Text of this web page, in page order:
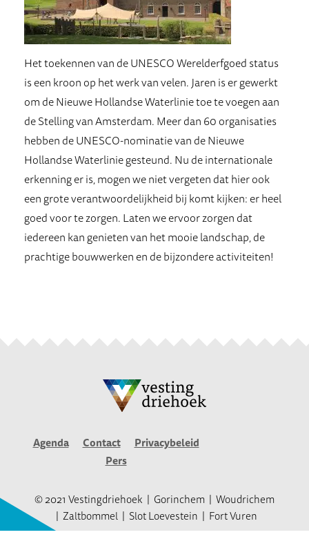
Het toekennen van de UNESCO Werelderfgoed status
is een kroon op het werk van velen. Jaren is er gewerkt
om de Nieuwe Hollandse Waterlinie toe te voegen aan
de Stelling van Amsterdam. Meer dan 60 organisaties
hebben de UNESCO-nominatie van de Nieuwe
Hollandse Waterlinie gesteund. Nu de internationale
erkenning er is, mogen we niet vergeten dat hier ook
een grote verantwoordelijkheid bij komt kijken: er heel
goed voor te zorgen. Laten we ervoor zorgen dat
iedereen kan genieten van het mooie landschap, de
prachtige bouwwerken en de bijzondere activiteiten!
Agenda Contact
Privacybeleid
Pers
© 2021 Vestingdriehoek Gorinchem
Woudrichem
Zaltbommel
Slot Loevestein Fort Vuren